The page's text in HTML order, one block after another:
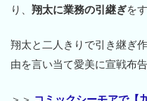
り、 翔太に業務の引継ぎを
翔太と二人きりで引き継ぎ
由を言い当て愛美に宣戦布